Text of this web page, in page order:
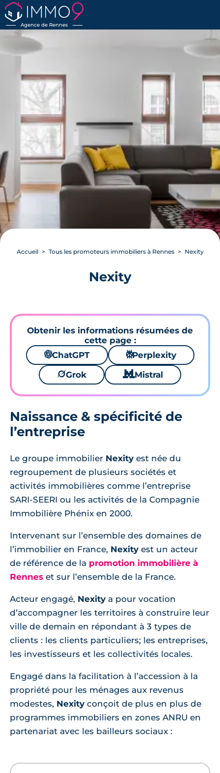
Agence de Rennes
Accueil Tous les promoteurs immobiliers à Rennes Nexity
Nexity
Obtenir les informations résumées de
cette page :
🌌ChatGPT ⚙Perplexity
🪐Grok 🐱 Mistral
Naissance & spécificité de
l’entreprise
Le groupe immobilier Nexity est née du
regroupement de plusieurs sociétés et
activités immobilières comme l’entreprise
SARI-SEERI ou les activités de la Compagnie
Immobilière Phénix en 2000.
Intervenant sur l’ensemble des domaines de
l’immobilier en France, Nexity est un acteur
de référence de la promotion immobilière à
Rennes et sur l’ensemble de la France.
Acteur engagé, Nexity a pour vocation
d’accompagner les territoires à construire leur
ville de demain en répondant à 3 types de
clients : les clients particuliers; les entreprises,
les investisseurs et les collectivités locales.
Engagé dans la facilitation à l’accession à la
propriété pour les ménages aux revenus
modestes, Nexity conçoit de plus en plus de
programmes immobiliers en zones ANRU en
partenariat avec les bailleurs sociaux :